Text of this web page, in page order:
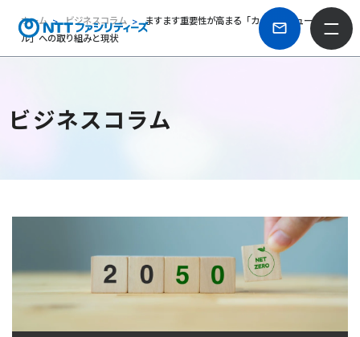
ホーム ビジネスコラム
ますます重要性が高まる「カーボンニュートラ
ル」への取り組みと現状
ビジネスコラム